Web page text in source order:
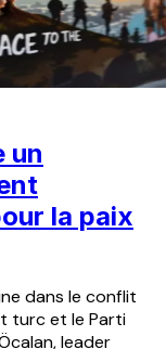
un
la paix
dans le conflit
turc et le Parti
leader